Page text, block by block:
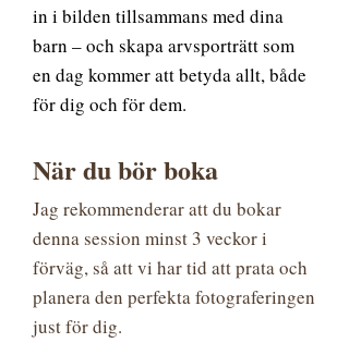
in i bilden tillsammans med dina
barn – och skapa arvsporträtt som
en dag kommer att betyda allt, både
för dig och för dem.
När du bör boka
Jag rekommenderar att du bokar
denna session minst 3 veckor i
förväg, så att vi har tid att prata och
planera den perfekta fotograferingen
just för dig.